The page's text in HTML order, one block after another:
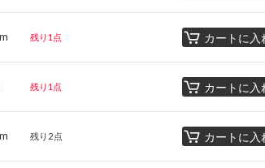
残り1点 カートに入
残り1点 カートに入
残り2点 カートに入